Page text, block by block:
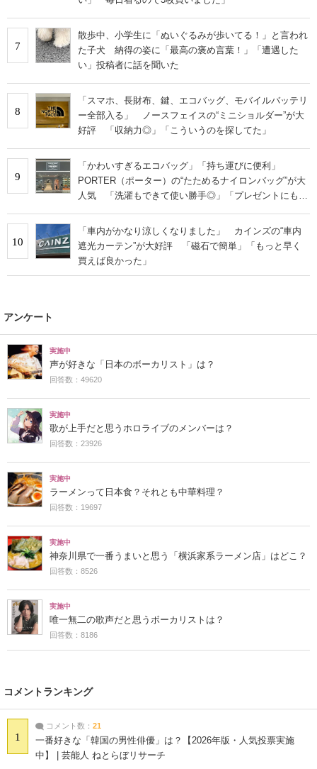
7
散歩中、小学生に「ぬいぐるみが歩いてる！」と言われ
た子犬 納得の姿に「最高の褒め言葉！」「遭遇した
い」投稿者に話を聞いた
8
「スマホ、長財布、鍵、エコバッグ、モバイルバッテリ
ー全部入る」 ノースフェイスの“ミニショルダー”が大
好評 「収納力◎」「こういうのを探してた」
9
「かわいすぎるエコバッグ」「持ち運びに便利」
PORTER（ポーター）の“たためるナイロンバッグ”が大
人気 「洗濯もできて使い勝手◎」「プレゼントにもお
10
「車内がかなり涼しくなりました」 カインズの“車内
遮光カーテン”が大好評 「磁石で簡単」「もっと早く
買えば良かった」
アンケート
実施中
声が好きな「日本のボーカリスト」は？
回答数：49620
実施中
歌が上手だと思うホロライブのメンバーは？
回答数：23926
実施中
ラーメンって日本食？それとも中華料理？
回答数：19697
実施中
神奈川県で一番うまいと思う「横浜家系ラーメン店」はどこ？
回答数：8526
実施中
唯一無二の歌声だと思うボーカリストは？
回答数：8186
コメントランキング
1
コメント数： 21
一番好きな「韓国の男性俳優」は？【2026年版・人気投票実施
中】 | 芸能人 ねとらぼリサーチ